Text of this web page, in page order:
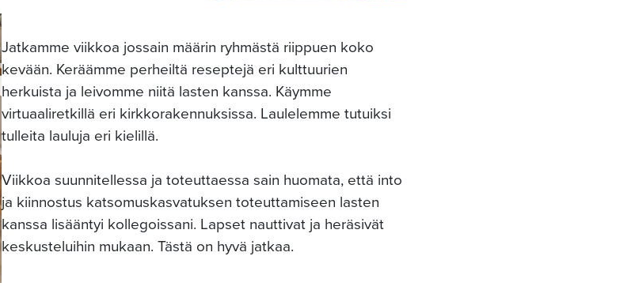
Jatkamme viikkoa jossain määrin ryhmästä riippuen koko
kevään. Keräämme perheiltä reseptejä eri kulttuurien
herkuista ja leivomme niitä lasten kanssa. Käymme
virtuaaliretkillä eri kirkkorakennuksissa. Laulelemme tutuiksi
tulleita lauluja eri kielillä.
Viikkoa suunnitellessa ja toteuttaessa sain huomata, että into
ja kiinnostus katsomuskasvatuksen toteuttamiseen lasten
kanssa lisääntyi kollegoissani. Lapset nauttivat ja heräsivät
keskusteluihin mukaan. Tästä on hyvä jatkaa.